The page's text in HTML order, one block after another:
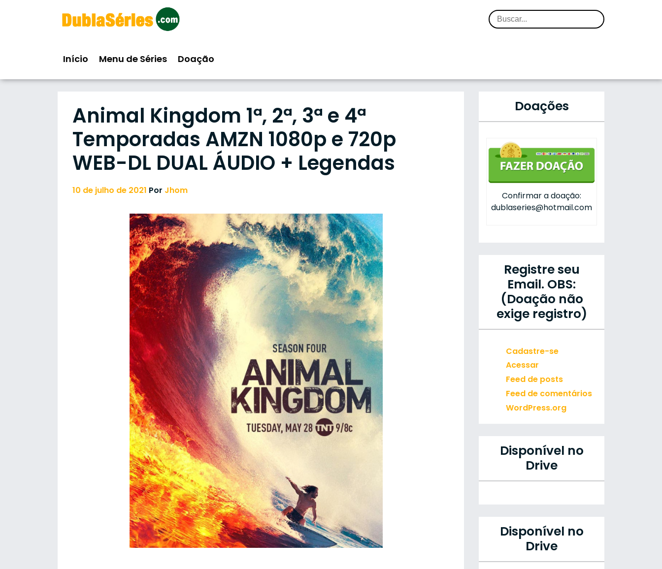
Início Menu de Séries Doação
Animal Kingdom 1ª, 2ª, 3ª e 4ª
Temporadas AMZN 1080p e 720p
WEB-DL DUAL ÁUDIO + Legendas
10 de julho de 2021 Por Jhom
Doações
Confirmar a doação:
dublaseries@hotmail.com
Registre seu
Email. OBS:
(Doação não
exige registro)
Cadastre-se
Acessar
Feed de posts
Feed de comentários
WordPress.org
Disponível no
Drive
Disponível no
Drive